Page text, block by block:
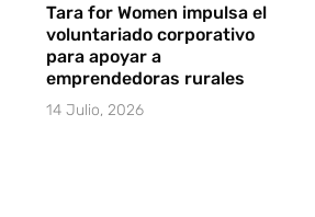
Tara for Women impulsa el
voluntariado corporativo
para apoyar a
emprendedoras rurales
14 Julio, 2026